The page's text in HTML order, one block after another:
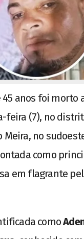
anos foi morto
feira (7), no
Meira, no
como
em flagrante
como